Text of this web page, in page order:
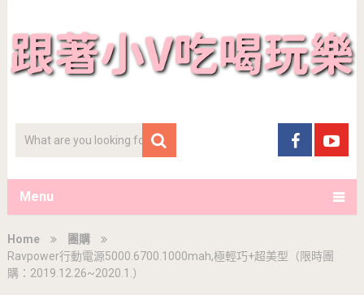
Menu
Home
團購
Ravpower行動電源5000.6700.1000mah,極輕巧+超美型（限時團
購：2019.12.26~2020.1.）